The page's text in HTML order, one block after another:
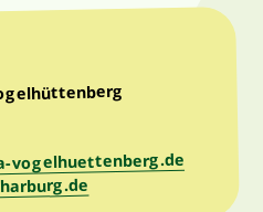
vogelhuettenberg.de